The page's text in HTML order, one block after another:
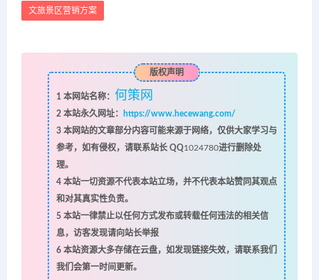
文旅景区营销方案
版权声明
1 本网站名称： 何策网
2本站永久网址：
https://www.hecewang.com/
3本网站的文章部分内容可能来源于网络，仅供大家学习与
参考，如有侵权，请联系站长 QQ1024780进行删除处
理。
4本站一切资源不代表本站立场，并不代表本站赞同其观点
和对其真实性负责。
5本站一律禁止以任何方式发布或转载任何违法的相关信
息，访客发现请向站长举报
6本站资源大多存储在云盘，如发现链接失效，请联系我们
我们会第一时间更新。